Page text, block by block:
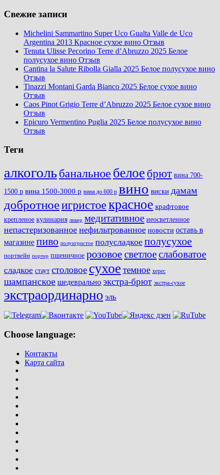
Свежие записи
Michelini Sammartino Super Uco Gualta Valle de Uco
Argentina 2013 Красное сухое вино Отзыв
Tenuta Ulisse Pecorino Terre d’Abruzzo 2025 Белое
полусухое вино Отзыв
Cantina la Salute Ribolla Gialla 2025 Белое полусухое вино
Отзыв
Tinazzi Montani Garda Bianco 2025 Белое сухое вино
Отзыв
Caos Pinot Grigio Terre d’Abruzzo 2025 Белое сухое вино
Отзыв
Epicuro Vermentino Puglia 2025 Белое полусухое вино
Отзыв
Теги
алкогольбанальное белое брют вина 700-
1500 р вина 1500-3000 р вина до 600 р вино виски дамам
добротноеигристоекрасное крафтовое
крепленое кулинария ликер медитативное неосветленное
непастеризованное нефильтрованное новости оставь в
магазине пиво полуигристое полусладкое полусухое
портвейн портер пшеничное розовое светлоеслабоватое
сладкое стаут столовое сухоетемное херес
шампанское шедеврально экстра-брют экстра-сухое
экстраординарно эль
Choose language:
Контакты
Карта сайта